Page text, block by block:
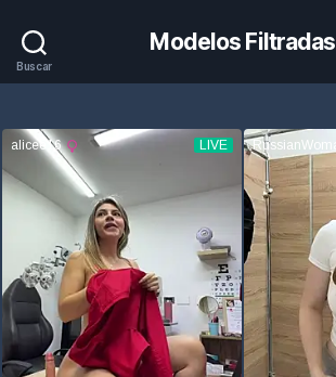
Buscar
Modelos Filtradas